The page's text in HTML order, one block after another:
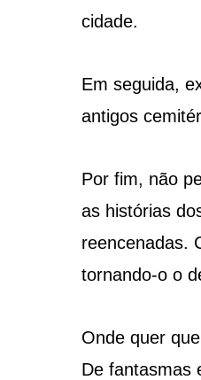
cidade.
Em seguida,
antigos
Por fim, não
as histórias
reencenadas.
tornando-o o
Onde quer
De fantasmas